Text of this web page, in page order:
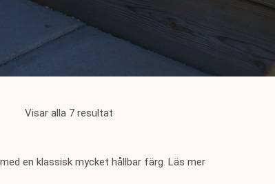
Visar alla 7 resultat
en klassisk mycket hållbar färg. Läs mer